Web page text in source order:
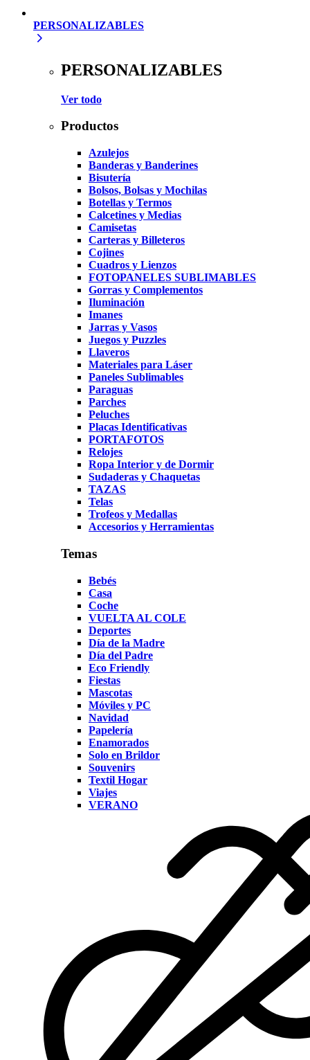
PERSONALIZABLES
PERSONALIZABLES
Ver todo
Productos
Azulejos
Banderas y Banderines
Bisutería
Bolsos, Bolsas y Mochilas
Botellas y Termos
Calcetines y Medias
Camisetas
Carteras y Billeteros
Cojines
Cuadros y Lienzos
FOTOPANELES SUBLIMABLES
Gorras y Complementos
Iluminación
Imanes
Jarras y Vasos
Juegos y Puzzles
Llaveros
Materiales para Láser
Paneles Sublimables
Paraguas
Parches
Peluches
Placas Identificativas
PORTAFOTOS
Relojes
Ropa Interior y de Dormir
Sudaderas y Chaquetas
TAZAS
Telas
Trofeos y Medallas
Accesorios y Herramientas
Temas
Bebés
Casa
Coche
VUELTA AL COLE
Deportes
Día de la Madre
Día del Padre
Eco Friendly
Fiestas
Mascotas
Móviles y PC
Navidad
Papelería
Enamorados
Solo en Brildor
Souvenirs
Textil Hogar
Viajes
VERANO